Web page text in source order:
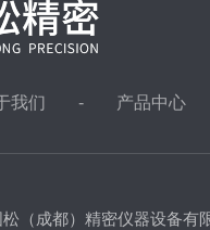
我们 产品中心
（成都）精密仪器设备